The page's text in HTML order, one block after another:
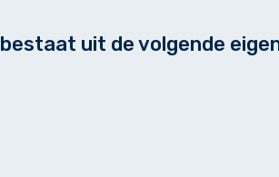
bestaat uit de volgende